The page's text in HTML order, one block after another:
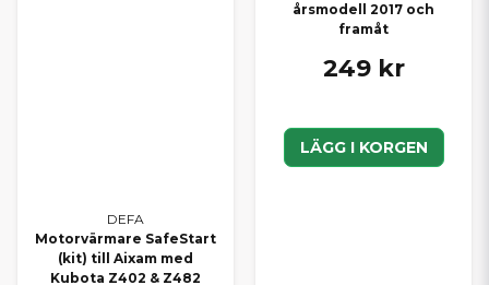
DEFA
Motorvärmare SafeStart
(kit) till Aixam med
Kubota Z402 & Z482
årsmodell 2017 och
framåt
249 kr
LÄGG I KORGEN